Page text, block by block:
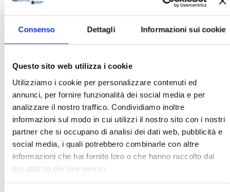
Consenso Dettagli Informazioni sui cookie
Questo sito web utilizza i cookie
Utilizziamo i cookie per personalizzare contenuti ed
annunci, per fornire funzionalità dei social media e per
analizzare il nostro traffico. Condividiamo inoltre
informazioni sul modo in cui utilizzi il nostro sito con i nostri
partner che si occupano di analisi dei dati web, pubblicità e
social media, i quali potrebbero combinarle con altre
informazioni che hai fornito loro o che hanno raccolto dal
tuo utilizzo dei loro servizi.